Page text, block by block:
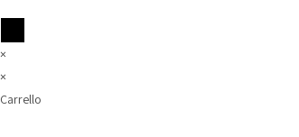
×
×
Carrello